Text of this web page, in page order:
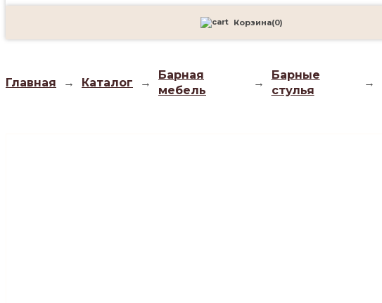
Корзина(0)
Главная → Каталог →
Барная
мебель
→
Барные
стулья
→